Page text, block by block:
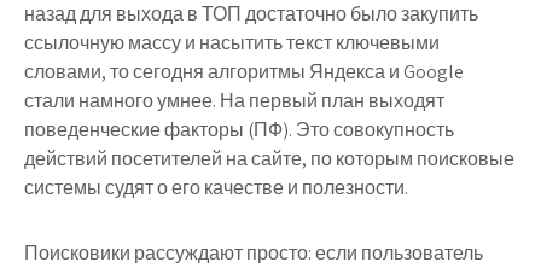
назад для выхода в ТОП достаточно было закупить
ссылочную массу и насытить текст ключевыми
словами, то сегодня алгоритмы Яндекса и Google
стали намного умнее. На первый план выходят
поведенческие факторы (ПФ). Это совокупность
действий посетителей на сайте, по которым поисковые
системы судят о его качестве и полезности.
Поисковики рассуждают просто: если пользователь